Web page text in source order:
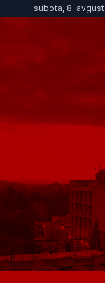
subota, 8.